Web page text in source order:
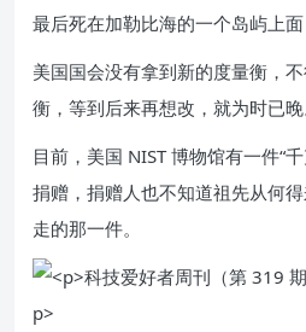
最后死在加勒比海的一个岛屿上面
美国国会没有拿到新的度量衡，
衡，等到后来再想改，就为时已晚
目前，美国 NIST 博物馆有一件“
捐赠，捐赠人也不知道祖先从何
走的那一件。